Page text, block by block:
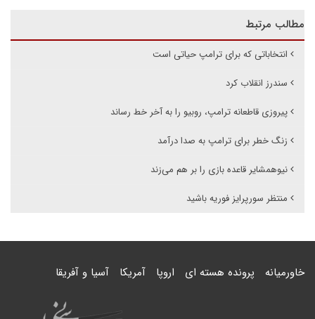
مطالب مرتبط
انتخاباتی که برای ترامپ حیاتی است
سندرز انقلاب کرد
پیروزی قاطعانه ترامپ، روبیو را به آخر خط رساند
زنگ خطر برای ترامپ به صدا درآمد
نیوهمشایر قاعده بازی را بر هم می‌زند
منتظر سورپرایز فوریه باشید
خاورمیانه پرونده هسته ای اروپا آمریکا آسیا و آفریقا